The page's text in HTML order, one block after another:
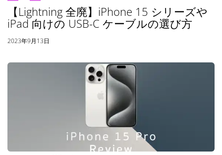
【Lightning 全廃】iPhone 15 シリーズや
iPad 向けの USB-C ケーブルの選び方
2023年9月13日